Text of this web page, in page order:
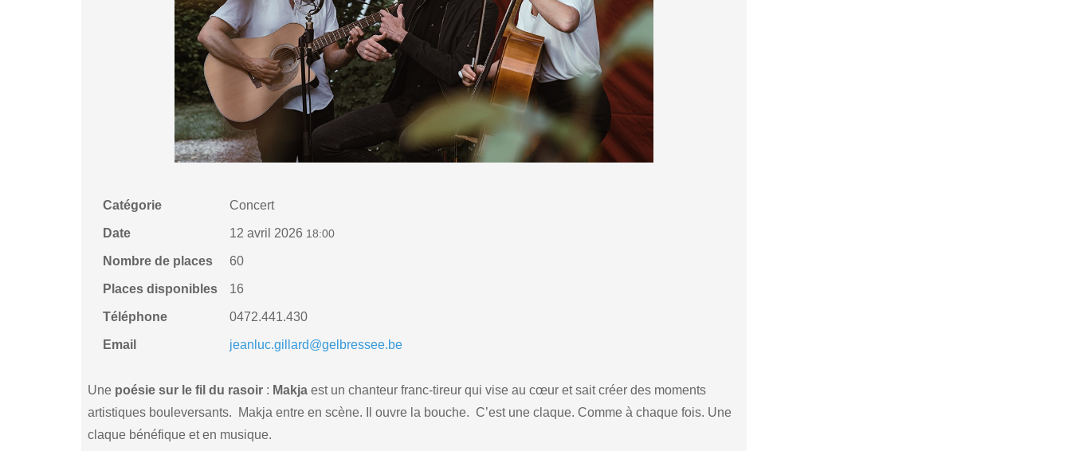
Catégorie Concert
Date 12 avril 2026 18:00
Nombre de places 60
Places disponibles 16
Téléphone 0472.441.430
Email jeanluc.gillard@gelbressee.be
Une poésie sur le fil du rasoir : Makja est un chanteur franc-tireur qui vise au cœur et sait créer des moments
artistiques bouleversants. Makja entre en scène. Il ouvre la bouche. C’est une claque. Comme à chaque fois. Une
claque bénéfique et en musique.